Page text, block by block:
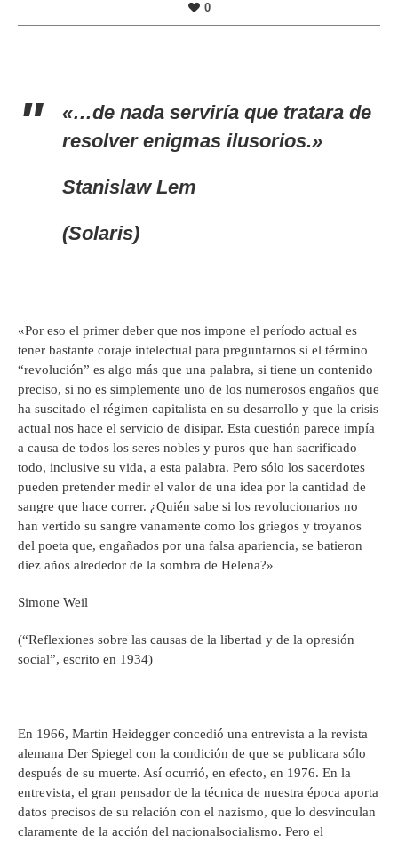
0
«…de nada serviría que tratara de
resolver enigmas ilusorios.»
Stanislaw Lem
(Solaris)
«Por eso el primer deber que nos impone el período actual es
tener bastante coraje intelectual para preguntarnos si el término
“revolución” es algo más que una palabra, si tiene un contenido
preciso, si no es simplemente uno de los numerosos engaños que
ha suscitado el régimen capitalista en su desarrollo y que la crisis
actual nos hace el servicio de disipar. Esta cuestión parece impía
a causa de todos los seres nobles y puros que han sacrificado
todo, inclusive su vida, a esta palabra. Pero sólo los sacerdotes
pueden pretender medir el valor de una idea por la cantidad de
sangre que hace correr. ¿Quién sabe si los revolucionarios no
han vertido su sangre vanamente como los griegos y troyanos
del poeta que, engañados por una falsa apariencia, se batieron
diez años alrededor de la sombra de Helena?»
Simone Weil
(“Reflexiones sobre las causas de la libertad y de la opresión
social”, escrito en 1934)
En 1966, Martin Heidegger concedió una entrevista a la revista
alemana Der Spiegel con la condición de que se publicara sólo
después de su muerte. Así ocurrió, en efecto, en 1976. En la
entrevista, el gran pensador de la técnica de nuestra época aporta
datos precisos de su relación con el nazismo, que lo desvinculan
claramente de la acción del nacionalsocialismo. Pero el